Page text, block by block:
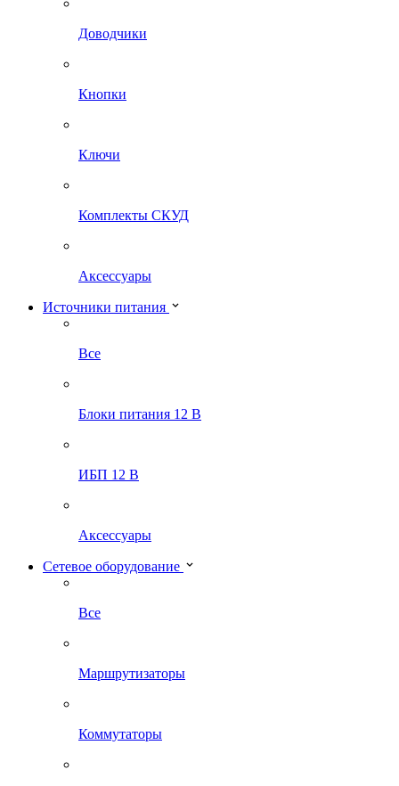
Доводчики
Кнопки
Ключи
Комплекты СКУД
Аксессуары
Источники питания
Все
Блоки питания 12 В
ИБП 12 В
Аксессуары
Сетевое оборудование
Все
Маршрутизаторы
Коммутаторы